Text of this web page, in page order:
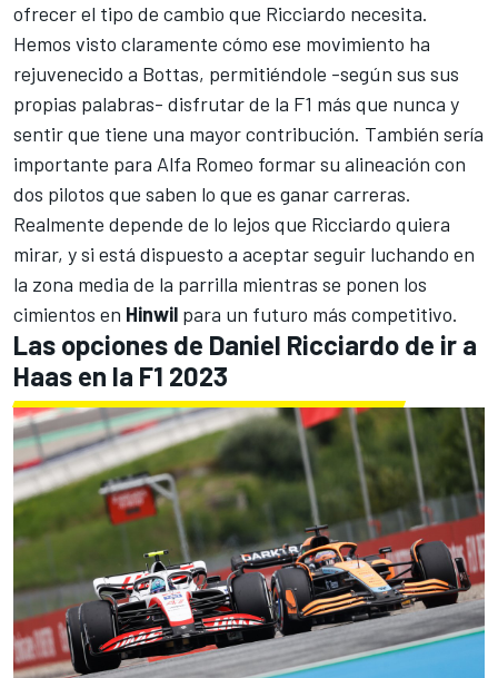
ofrecer el tipo de cambio que Ricciardo necesita.
Hemos visto claramente cómo ese movimiento ha
rejuvenecido a Bottas, permitiéndole -según sus sus
propias palabras- disfrutar de la F1 más que nunca y
sentir que tiene una mayor contribución. También sería
importante para Alfa Romeo formar su alineación con
dos pilotos que saben lo que es ganar carreras.
Realmente depende de lo lejos que Ricciardo quiera
mirar, y si está dispuesto a aceptar seguir luchando en
la zona media de la parrilla mientras se ponen los
cimientos en Hinwil para un futuro más competitivo.
Las opciones de Daniel Ricciardo de ir a
Haas en la F1 2023